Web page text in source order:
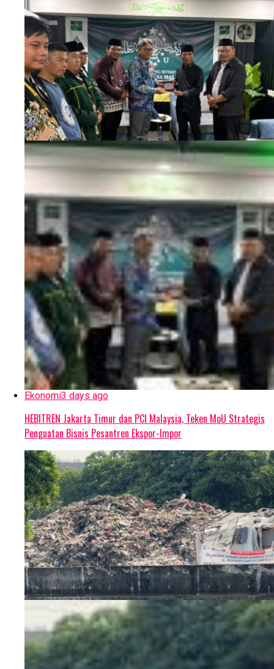
Ekonomi3 days ago
HEBITREN Jakarta Timur dan PCI Malaysia, Teken MoU Strategis
Penguatan Bisnis Pesantren Ekspor-Impor